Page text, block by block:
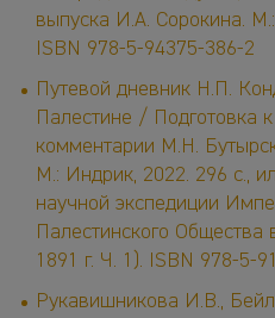
выпуска И.А. Сорокина.
ISBN 978-5-94375-386-2
Путевой дневник Н.П.
Палестине / Подготовка
комментарии М.Н.
М.: Индрик, 2022. 296 с.,
научной экспедиции
Палестинского
1891 г. Ч. 1). ISBN 978-5-
Рукавишникова И.В.,